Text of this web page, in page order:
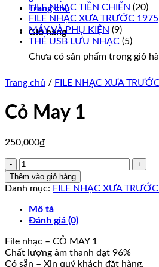
Trang chủ
Giỏ hàng
Chưa có sản phẩm trong giỏ
FILE NHẠC TIỀN CHIẾN (20)
FILE NHẠC XƯA TRƯỚC 1975
MÁY VÀ PHỤ KIỆN (9)
THẺ USB LƯU NHẠC (5)
Trang chủ / FILE NHẠC XƯA
Cỏ May 1
250,000₫
Cỏ
May
1
lượng
Thêm vào giỏ hàng
Danh mục: FILE NHẠC XƯA
Mô tả
Đánh giá (0)
File nhạc – CỎ MAY 1
Chất lượng âm thanh đạt 96%
Có sẵn – Xin quý khách đặt hàng.